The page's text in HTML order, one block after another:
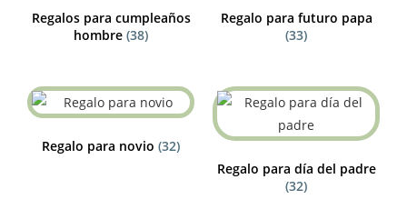
Regalos para cumpleaños
hombre (38)
Regalo para futuro papa
(33)
Regalo para novio (32)
Regalo para día del padre
(32)